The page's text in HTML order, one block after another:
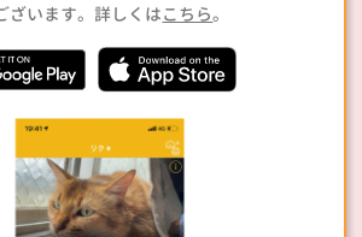
ざいます。詳しくはこちら。